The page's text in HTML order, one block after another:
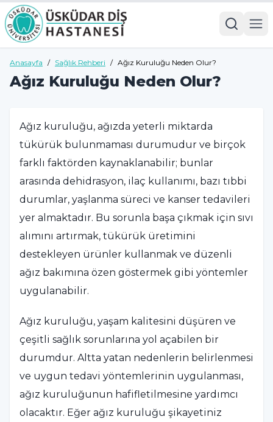
Anasayfa / Sağlık Rehberi / Ağız Kuruluğu Neden Olur?
Ağız Kuruluğu Neden Olur?
Ağız kuruluğu, ağızda yeterli miktarda
tükürük bulunmaması durumudur ve birçok
farklı faktörden kaynaklanabilir; bunlar
arasında dehidrasyon, ilaç kullanımı, bazı tıbbi
durumlar, yaşlanma süreci ve kanser tedavileri
yer almaktadır. Bu sorunla başa çıkmak için sıvı
alımını artırmak, tükürük üretimini
destekleyen ürünler kullanmak ve düzenli
ağız bakımına özen göstermek gibi yöntemler
uygulanabilir.
Ağız kuruluğu, yaşam kalitesini düşüren ve
çeşitli sağlık sorunlarına yol açabilen bir
durumdur. Altta yatan nedenlerin belirlenmesi
ve uygun tedavi yöntemlerinin uygulanması,
ağız kuruluğunun hafifletilmesine yardımcı
olacaktır. Eğer ağız kuruluğu şikayetiniz